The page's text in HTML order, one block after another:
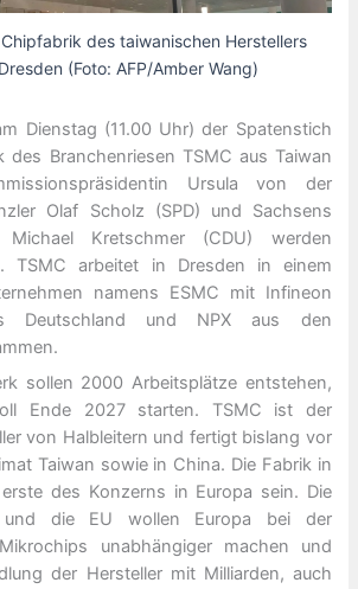
des taiwanischen Herstellers
(Foto: AFP/Amber Wang)
Dienstag (11.00 Uhr) der Spatenstich
des Branchenriesen TSMC aus Taiwan
Ursula von der
Olaf Scholz (SPD) und Sachsens
Michael Kretschmer (CDU) werden
TSMC arbeitet in Dresden in einem
namens ESMC mit Infineon
Deutschland und NPX aus den
sollen 2000 Arbeitsplätze entstehen,
Ende 2027 starten. TSMC ist der
von Halbleitern und fertigt bislang vor
Taiwan sowie in China. Die Fabrik in
des Konzerns in Europa sein. Die
und die EU wollen Europa bei der
unabhängiger machen und
der Hersteller mit Milliarden, auch